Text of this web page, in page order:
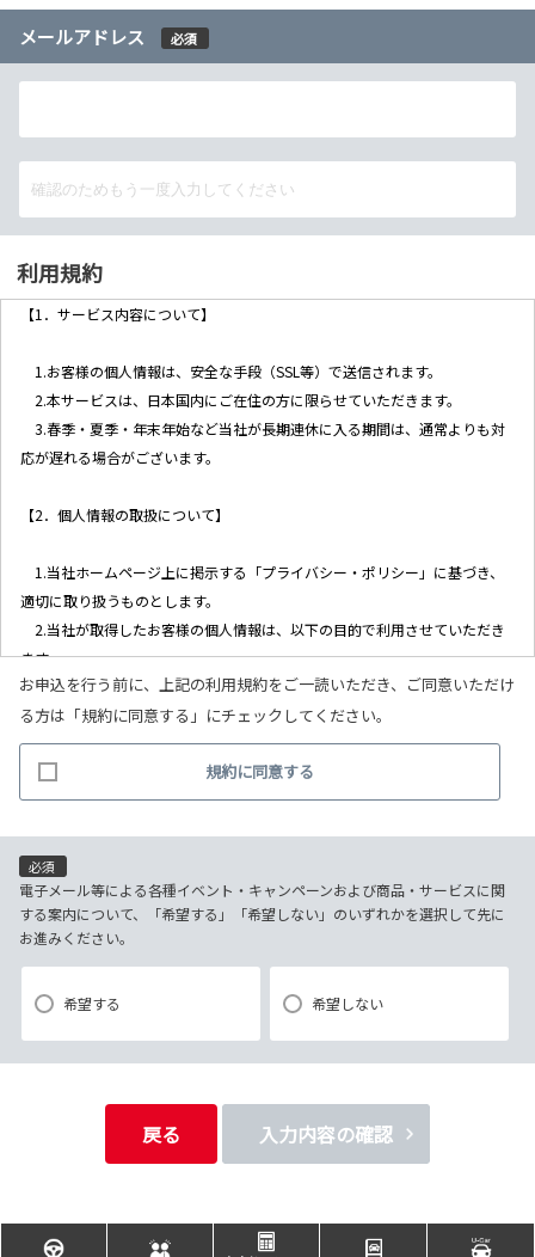
メールアドレス 必須
利用規約
【1．サービス内容について】
1.お客様の個人情報は、安全な手段（SSL等）で送信されます。
2.本サービスは、日本国内にご在住の方に限らせていただきます。
3.春季・夏季・年末年始など当社が長期連休に入る期間は、通常よりも対
応が遅れる場合がございます。
【2．個人情報の取扱について】
1.当社ホームページ上に掲示する「プライバシー・ポリシー」に基づき、
適切に取り扱うものとします。
2.当社が取得したお客様の個人情報は、以下の目的で利用させていただき
ます。
(1)お客様リクエストに対応するにあたって問題が発生した場合の確認・
連絡
(2)お客様から照会があった場合のリクエスト情報の確認
(3)お客様に不利益を与えないために行う、お客様に対する迅速なご連絡
（電子メール、電話、郵送によるご連絡）
(5)商品の企画・開発あるいはお客様満足向上策などの検討のためのお客
様アンケート調査の実施
【3．推奨環境について】
1.当社の推奨するインターネット環境にてお申込みをお願いします。推奨
それに伴う連絡の不徹底については責任を負いかねますので、あらかじ
いただく場合がございます。
お申込を行う前に、上記の利用規約をご一読いただき、ご同意いただけ
る方は「規約に同意する」にチェックしてください。
規約に同意する
必須
電子メール等による各種イベント・キャンペーンおよび商品・サービスに関
する案内について、「希望する」「希望しない」のいずれかを選択して先に
お進みください。
希望する 希望しない
戻る 入力内容の確認